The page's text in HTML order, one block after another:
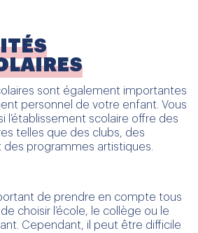
sont également importantes
personnel de votre enfant. Vous
l’établissement scolaire offre des
telles que des clubs, des
programmes artistiques.
de prendre en compte tous
choisir l’école, le collège ou le
Cependant, il peut être difficile